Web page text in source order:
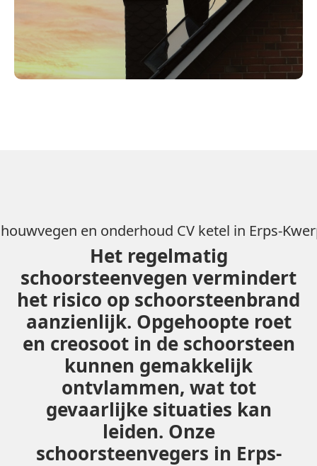
en onderhoud CV ketel in Erps-
Het regelmatig
schoorsteenvegen vermindert
het risico op schoorsteenbrand
aanzienlijk. Opgehoopte roet
en creosoot in de schoorsteen
kunnen gemakkelijk
ontvlammen, wat tot
gevaarlijke situaties kan
leiden. Onze
schoorsteenvegers in Erps-